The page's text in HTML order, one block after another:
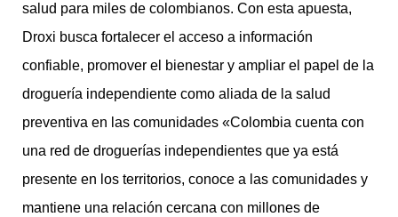
salud para miles de colombianos. Con esta apuesta,
Droxi busca fortalecer el acceso a información
confiable, promover el bienestar y ampliar el papel de la
droguería independiente como aliada de la salud
preventiva en las comunidades «Colombia cuenta con
una red de droguerías independientes que ya está
presente en los territorios, conoce a las comunidades y
mantiene una relación cercana con millones de